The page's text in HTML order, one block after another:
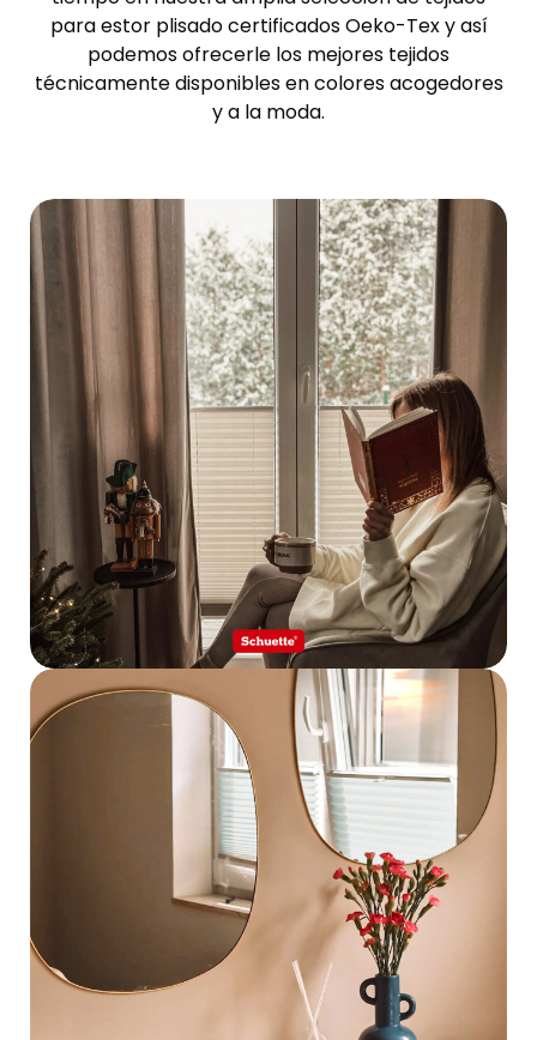
para estor plisado certificados Oeko-Tex y así
podemos ofrecerle los mejores tejidos
técnicamente disponibles en colores acogedores
y a la moda.